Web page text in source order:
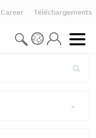
Career Téléchargements